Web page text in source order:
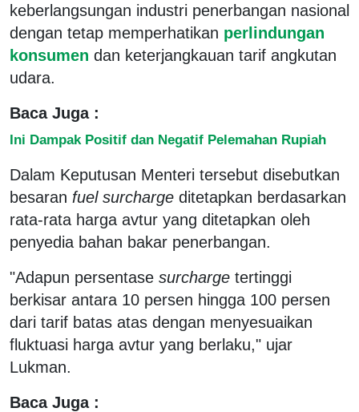
keberlangsungan industri penerbangan nasional
dengan tetap memperhatikan perlindungan
konsumen dan keterjangkauan tarif angkutan
udara.
Baca Juga :
Ini Dampak Positif dan Negatif Pelemahan Rupiah
Dalam Keputusan Menteri tersebut disebutkan
besaran fuel surcharge ditetapkan berdasarkan
rata-rata harga avtur yang ditetapkan oleh
penyedia bahan bakar penerbangan.
"Adapun persentase surcharge tertinggi
berkisar antara 10 persen hingga 100 persen
dari tarif batas atas dengan menyesuaikan
fluktuasi harga avtur yang berlaku," ujar
Lukman.
Baca Juga :